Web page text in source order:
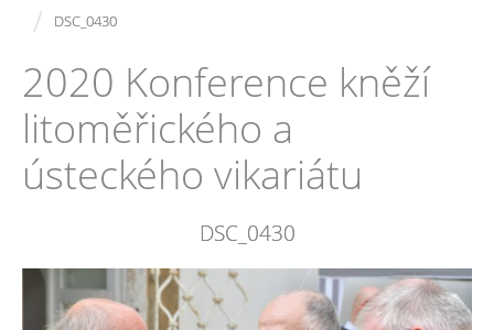
/ DSC_0430
2020 Konference kněží
litoměřického a
ústeckého vikariátu
DSC_0430